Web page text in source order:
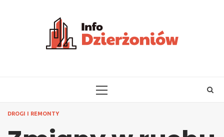
PRIMARY
DROGI I REMONTY